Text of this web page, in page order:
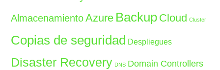
Almacenamiento Azure Backup Cloud Cluster
Copias de seguridad Despliegues
Disaster Recovery DNS Domain Controllers